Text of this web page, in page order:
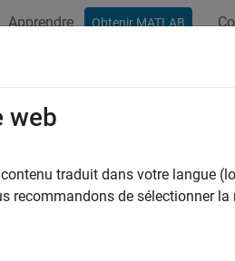
Apprendre Obtenir MATLAB
web
traduit dans votre langue
recommandons de sélectionner